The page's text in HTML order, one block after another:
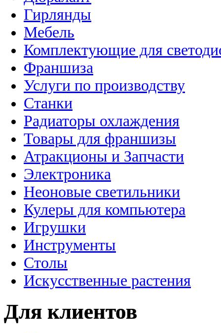
Гирлянды
Мебель
Комплектующие для
Франшиза
Услуги по производству
Станки
Радиаторы охлаждения
Товары для франшизы
Атракционы и Запчасти
Электроника
Неоновые светильники
Кулеры для компьютера
Игрушки
Инструменты
Столы
Искусственные растения
Для клиентов